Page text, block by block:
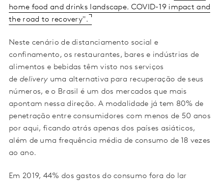
home food and drinks landscape. COVID-19 impact and
the road to recovery".
Neste cenário de distanciamento social e
confinamento, os restaurantes, bares e indústrias de
alimentos e bebidas têm visto nos serviços
de delivery uma alternativa para recuperação de seus
números, e o Brasil é um dos mercados que mais
apontam nessa direção. A modalidade já tem 80% de
penetração entre consumidores com menos de 50 anos
por aqui, ficando atrás apenas dos países asiáticos,
além de uma frequência média de consumo de 18 vezes
ao ano.
Em 2019, 44% dos gastos do consumo fora do lar